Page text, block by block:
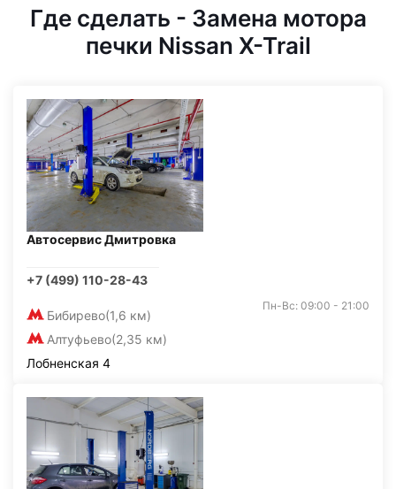
Где сделать - Замена мотора
печки Nissan X-Trail
Автосервис Дмитровка
+7 (499) 110-28-43
Бибирево(1,6 км)
Алтуфьево(2,35 км)
Пн-Вс: 09:00 - 21:00
Лобненская 4